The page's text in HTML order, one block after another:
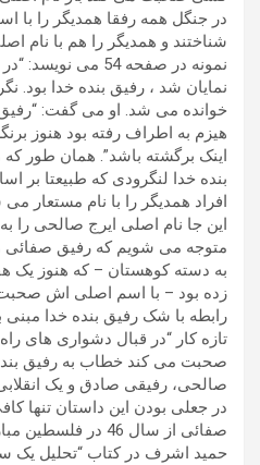
در جنگل همه رفقا همدیگر را با
شناختند و همدیگر را هم با نام
نمونه در صفحه 54
نمایان شد ، رفیق بنده خدا بود.
خوانده می شد. او می گفت:
هیزم به اطراف رفته بود هنوز
اینک برگشته باشد”. همان طور
بنده خدا لنگرودی که طبیعتا بر
افراد همدیگر را با نام مستعار
این جا نام اصلی ایرج صالحی را
متوجه می شویم که رفیق صفائی
به دسته کوهستان – که هنوز یک
زده بود – با اسم اصلی اش
رابطه با شک رفیق بنده خدا
تازه کار “در قبال دشواری های
صحبت می کند خطاب به رفیق
صالحی، رفیقی صادق و یک
در جعلی بودن این داستان تنها
صفائی از سال 46 در
حمید اشرف در کتاب “تحلیل یک